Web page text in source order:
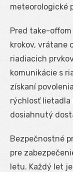
meteorologické
Pred take-
krokov, vrátane
riadiacich
komunikácie s
získaní
rýchlosť
dosiahnutý
Bezpečnostné
pre
letu. Každý let